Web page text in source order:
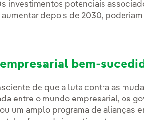
investimentos potenciais
depois de 2030,
bem-
de que a luta contra as
entre o mundo empresarial, os
um amplo programa de alianças